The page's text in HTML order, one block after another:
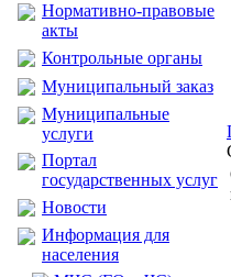
Нормативно-правовые
акты
Контрольные органы
Муниципальный заказ
Муниципальные
услуги
Портал
государственных услуг
Новости
Информация для
населения